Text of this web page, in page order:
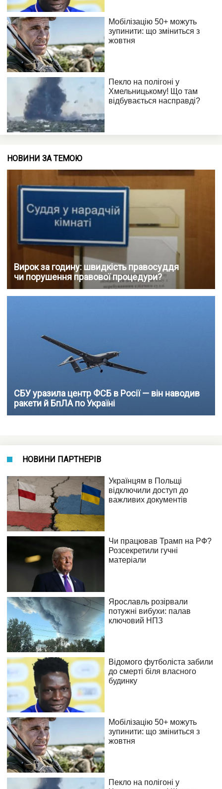
НОВИНИ ЗА ТЕМОЮ
Вирок за годину: швидкість правосуддя
чи порушення правової процедури?
СБУ уразила центр ФСБ в Росії — він наводив
ракети й БпЛА по Україні
НОВИНИ ПАРТНЕРІВ